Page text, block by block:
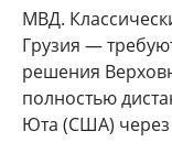
МВД.
Грузия —
решения
полностью
Юта (США) через